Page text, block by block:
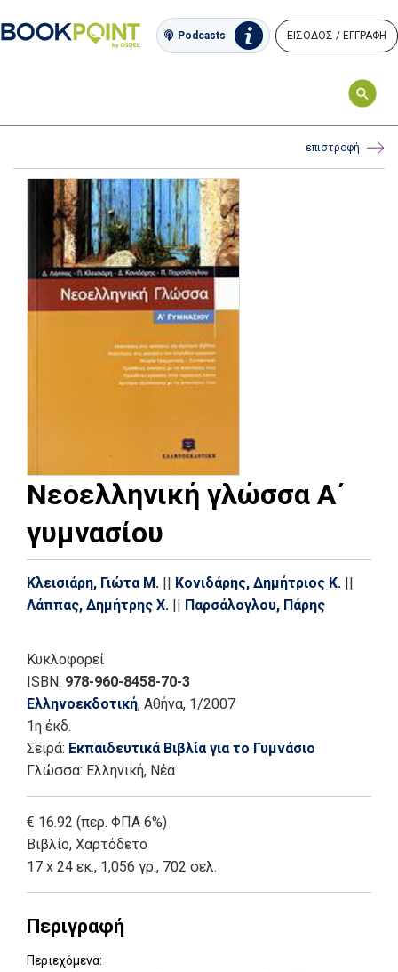
Podcasts ΕΙΣΟΔΟΣ / ΕΓΓΡΑΦΗ
επιστροφή
Νεοελληνική γλώσσα Α΄
γυμνασίου
Κλεισιάρη, Γιώτα Μ. || Κονιδάρης, Δημήτριος Κ. ||
Λάππας, Δημήτρης Χ. || Παρσάλογλου, Πάρης
Κυκλοφορεί
ISBN: 978-960-8458-70-3
Ελληνοεκδοτική, Αθήνα, 1/2007
1η έκδ.
Σειρά: Εκπαιδευτικά Βιβλία για το Γυμνάσιο
Γλώσσα: Ελληνική, Νέα
€ 16.92 (περ. ΦΠΑ 6%)
Βιβλίο, Χαρτόδετο
17 x 24 εκ., 1,056 γρ., 702 σελ.
Περιγραφή
Περιεχόμενα: